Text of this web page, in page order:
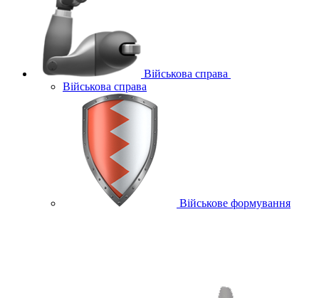
Військова справа
Військова справа
Військове формування